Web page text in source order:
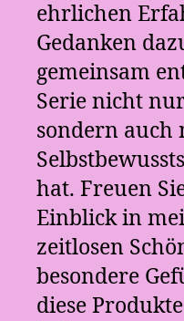
ehrlichen
Gedanken
gemeinsam
Serie nicht
sondern auch
hat. Freuen
Einblick in
zeitlosen
besondere
diese